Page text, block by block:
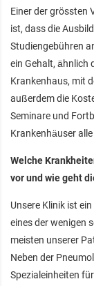
Einer der grössten
ist, dass die
Studiengebühren
ein Gehalt, ähnlich
Krankenhaus, mit
außerdem die
Seminare und
Krankenhäuser
Welche
vor und wie geht
Unsere Klinik ist
eines der wenigen
meisten unserer
Neben der
Spezialeinheiten